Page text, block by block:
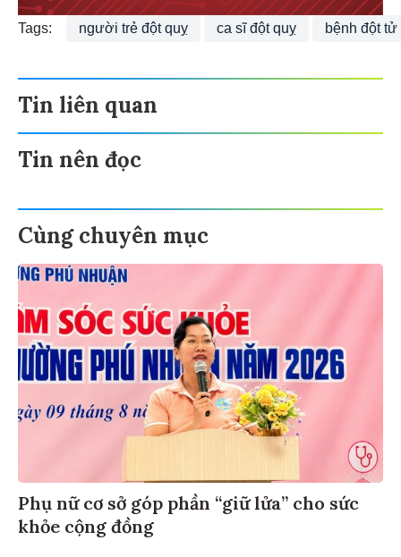
Tags: người trẻ đột quỵ ca sĩ đột quỵ bệnh đột tử
Tin liên quan
Tin nên đọc
Cùng chuyên mục
Phụ nữ cơ sở góp phần “giữ lửa” cho sức
khỏe cộng đồng